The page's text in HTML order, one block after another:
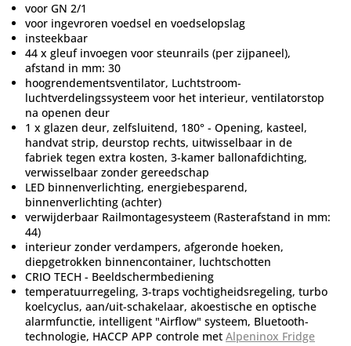
voor GN 2/1
voor ingevroren voedsel en voedselopslag
insteekbaar
44 x gleuf invoegen voor steunrails (per zijpaneel),
afstand in mm: 30
hoogrendementsventilator, Luchtstroom-
luchtverdelingssysteem voor het interieur, ventilatorstop
na openen deur
1 x glazen deur, zelfsluitend, 180° - Opening, kasteel,
handvat strip, deurstop rechts, uitwisselbaar in de
fabriek tegen extra kosten, 3-kamer ballonafdichting,
verwisselbaar zonder gereedschap
LED binnenverlichting, energiebesparend,
binnenverlichting (achter)
verwijderbaar Railmontagesysteem (Rasterafstand in mm:
44)
interieur zonder verdampers, afgeronde hoeken,
diepgetrokken binnencontainer, luchtschotten
CRIO TECH - Beeldschermbediening
temperatuurregeling, 3-traps vochtigheidsregeling, turbo
koelcyclus, aan/uit-schakelaar, akoestische en optische
alarmfunctie, intelligent "Airflow" systeem, Bluetooth-
technologie, HACCP APP controle met Alpeninox Fridge